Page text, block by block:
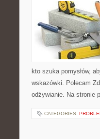
kto szuka pomysłów,
wskazówki. Polecam
odżywianie. Na stronie
CATEGORIES: